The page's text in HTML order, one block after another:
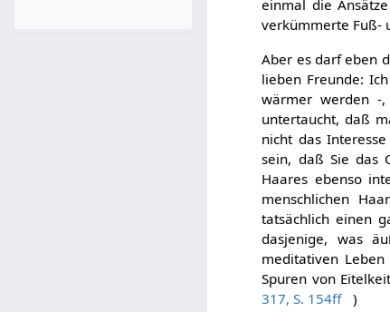
einmal die
verkümmerte Fuß-
Aber es darf eben
lieben Freunde:
wärmer werden -
untertaucht, daß
nicht das
sein, daß Sie das
Haares ebenso
menschlichen
tatsächlich einen
dasjenige, was
meditativen
Spuren von
317, S. 154ff
)